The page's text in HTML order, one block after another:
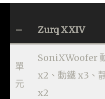
– Zurq XXIV
單
元
SoniXWoofer
x2、動鐵 x3、
x2